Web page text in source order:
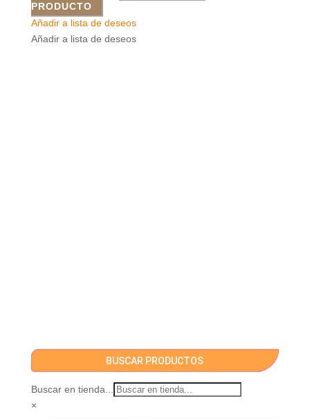
PRODUCTO
Añadir a lista de deseos
Añadir a lista de deseos
BUSCAR PRODUCTOS
Buscar en tienda...
×